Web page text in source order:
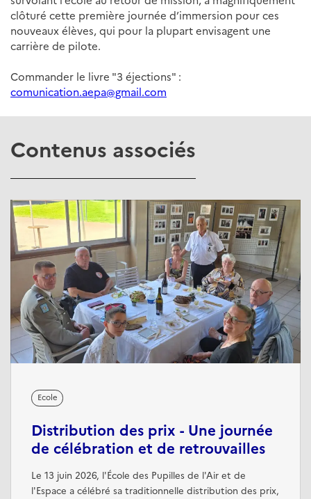
clôturé cette première journée d’immersion pour ces
nouveaux élèves, qui pour la plupart envisagent une
carrière de pilote.
Commander le livre "3 éjections" :
comunication.aepa@gmail.com
Contenus associés
Ecole
Distribution des prix - Une journée
de célébration et de retrouvailles
Le 13 juin 2026, l'École des Pupilles de l'Air et de
l'Espace a célébré sa traditionnelle distribution des prix,